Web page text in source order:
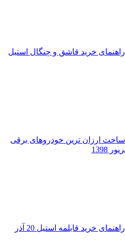
راهنمای خرید قاشق و چنگال استیل
ساخت ارزان ترین خودروهای برقی
راهنمای خرید قابلمه استیل
20 آذر